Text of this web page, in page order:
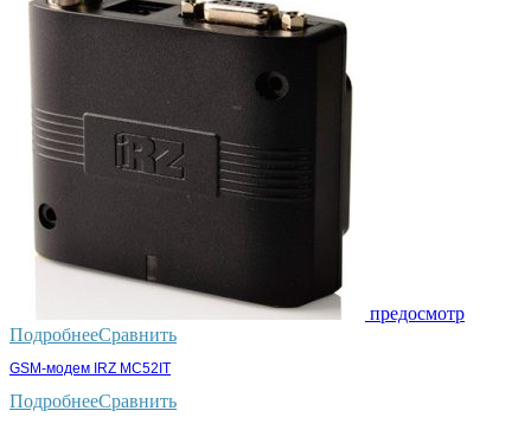
предосмотр
ПодробнееСравнить
GSM-модем IRZ MC52IT
ПодробнееСравнить